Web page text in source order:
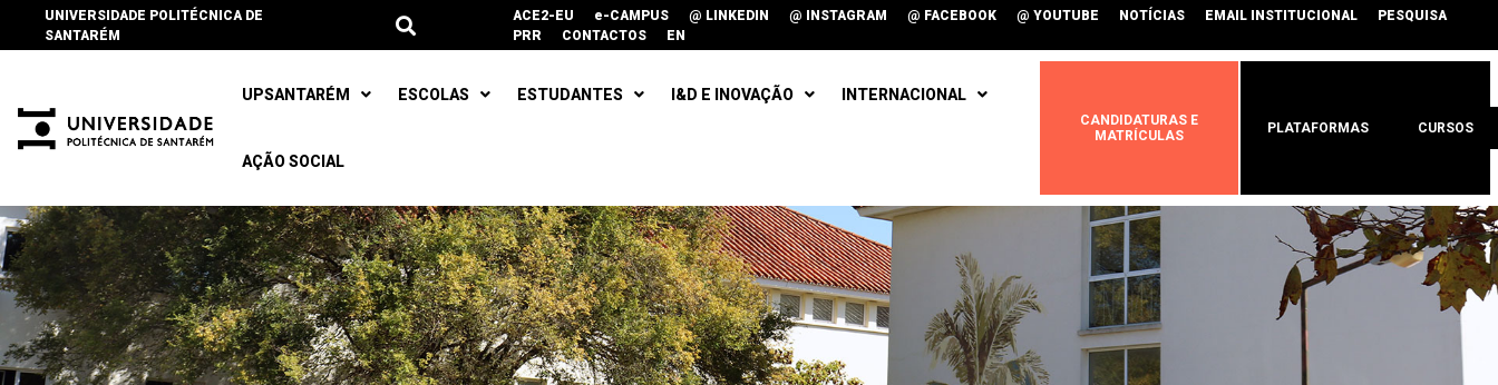
UNIVERSIDADE POLITÉCNICA DE
SANTARÉM
ACE2-EU e-CAMPUS @ LINKEDIN @ INSTAGRAM @ FACEBOOK @ YOUTUBE NOTÍCIAS EMAIL INSTITUCIONAL
PESQUISA
PRR
CONTACTOS EN
UPSANTARÉM ESCOLAS ESTUDANTES I&D E INOVAÇÃO INTERNACIONAL
AÇÃO SOCIAL
CANDIDATURAS E
MATRÍCULAS
PLATAFORMAS CURSOS